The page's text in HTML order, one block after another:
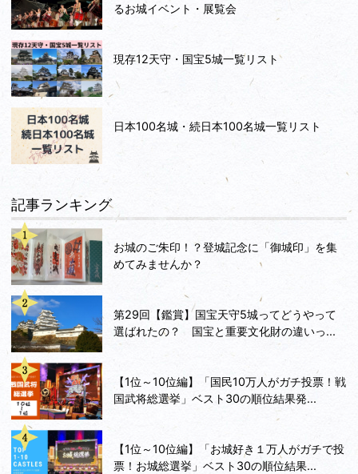
るお城イベント・展覧会
現存12天守・国宝5城一覧リスト
日本100名城・続日本100名城一覧リスト
記事ランキング
お城のご朱印！？登城記念に「御城印」を集
めてみませんか？
第29回【鑑賞】国宝天守5城ってどうやって
選ばれたの？ 国宝と重要文化財の違いっ...
【1位～10位編】「国民10万人がガチ投票！戦
国武将総選挙」ベスト30の順位結果発...
【1位～10位編】「お城好き１万人がガチで投
票！お城総選挙」ベスト30の順位結果...